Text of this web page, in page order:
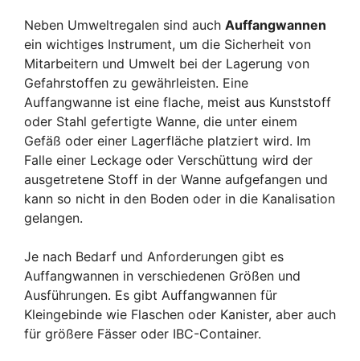
Neben Umweltregalen sind auch Auffangwannen
ein wichtiges Instrument, um die Sicherheit von
Mitarbeitern und Umwelt bei der Lagerung von
Gefahrstoffen zu gewährleisten. Eine
Auffangwanne ist eine flache, meist aus Kunststoff
oder Stahl gefertigte Wanne, die unter einem
Gefäß oder einer Lagerfläche platziert wird. Im
Falle einer Leckage oder Verschüttung wird der
ausgetretene Stoff in der Wanne aufgefangen und
kann so nicht in den Boden oder in die Kanalisation
gelangen.
Je nach Bedarf und Anforderungen gibt es
Auffangwannen in verschiedenen Größen und
Ausführungen. Es gibt Auffangwannen für
Kleingebinde wie Flaschen oder Kanister, aber auch
für größere Fässer oder IBC-Container.